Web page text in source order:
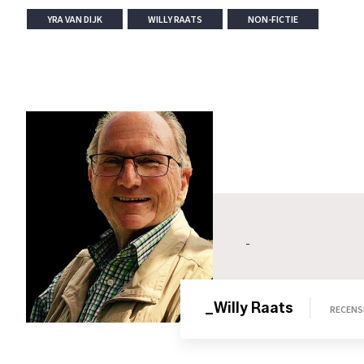
YRA VAN DIJK WILLY RAATS NON-FICTIE
-
_Willy Raats